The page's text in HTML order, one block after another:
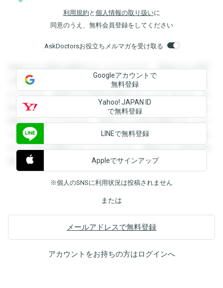
利用規約 と 個人情報の取り扱いに
同意のうえ、無料会員登録をしてください
AskDoctorsお役立ちメルマガを受け取る
登録すると回答を閲覧することができます。登録すると回答
を閲覧することができます。登録すると回答を閲覧すること
ができます。登録すると回答を閲覧することができます。登
録すると回答を閲覧することができます。登録すると回答を
閲覧することができます。登録すると回答を閲覧することが
できます。登録すると回答を閲覧することができます。登録
すると回答を閲覧することができます。登録すると回答を閲
覧することができます。
Googleアカウントで
無料登録
Yahoo! JAPAN ID
で無料登録
LINEで無料登録
Appleでサインアップ
※個人のSNSに利用状況は投稿されません
または
メールアドレスで無料登録
アカウントをお持ちの方はログインへ